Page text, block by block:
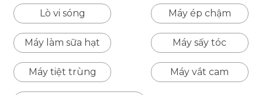
Lò vi sóng Máy ép chậm
Máy làm sữa hạt Máy sấy tóc
Máy tiệt trùng Máy vắt cam